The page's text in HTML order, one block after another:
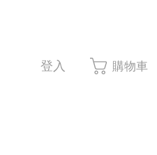
登入 購物車